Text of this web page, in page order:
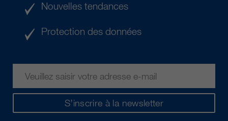
S’inscrire à la newsletter
Nouvelles tendances
Protection des données